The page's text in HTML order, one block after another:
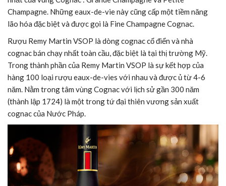
Champagne. Những eaux-de-vie này cũng cấp một tiềm năng
lão hóa đặc biệt và được gọi là Fine Champagne Cognac.
Rượu Remy Martin VSOP là dòng cognac cổ điển và nhà
cognac bán chạy nhất toàn cầu, đặc biệt là tại thị trường Mỹ.
Trong thành phần của Remy Martin VSOP là sự kết hợp của
hàng 100 loại rượu eaux-de-vies với nhau và được ủ từ 4-6
năm. Nằm trong tâm vùng Cognac với lịch sử gần 300 năm
(thành lập 1724) là một trong tứ đại thiên vương sản xuất
cognac của Nước Pháp.